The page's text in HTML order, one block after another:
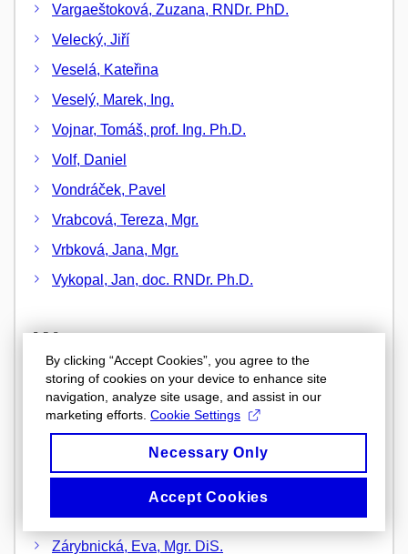
Vargaeštoková, Zuzana, RNDr. PhD.
Velecký, Jiří
Veselá, Kateřina
Veselý, Marek, Ing.
Vojnar, Tomáš, prof. Ing. Ph.D.
Volf, Daniel
Vondráček, Pavel
Vrabcová, Tereza, Mgr.
Vrbková, Jana, Mgr.
Vykopal, Jan, doc. RNDr. Ph.D.
W
Wagnerová, Lucie
Walletzký, Leonard, Ing. Ph.D.
Záhora, Zdeněk, Mgr. et Mgr.
Zárybnická, Eva, Mgr. DiS.
By clicking “Accept Cookies”, you agree to the
storing of cookies on your device to enhance site
navigation, analyze site usage, and assist in our
marketing efforts. Cookie Settings
Necessary Only
Accept Cookies